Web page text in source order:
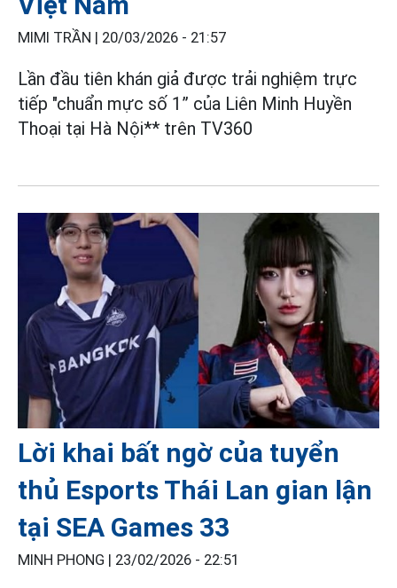
MIMI TRẦN | 20/03/2026 - 21:57
Lần đầu tiên khán giả được trải nghiệm trực
tiếp "chuẩn mực số 1” của Liên Minh Huyền
Thoại tại Hà Nội** trên TV360
Lời khai bất ngờ của tuyển
thủ Esports Thái Lan gian lận
tại SEA Games 33
MINH PHONG | 23/02/2026 - 22:51